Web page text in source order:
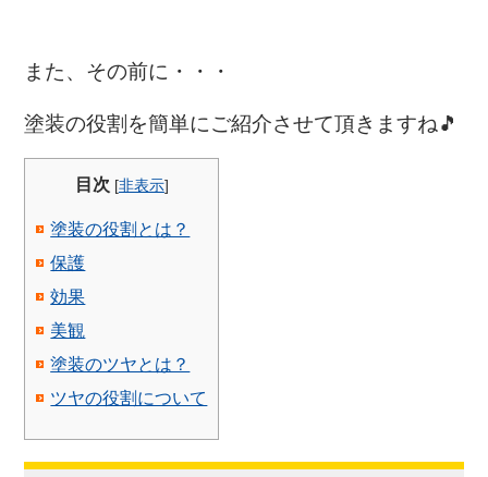
また、その前に・・・
塗装の役割を簡単にご紹介させて頂きますね🎵
目次 [非表示]
塗装の役割とは？
保護
効果
美観
塗装のツヤとは？
ツヤの役割について